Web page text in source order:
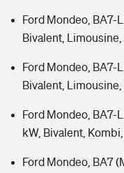
Ford Mondeo, BA7-
Bivalent,
Ford Mondeo, BA7-
Bivalent,
Ford Mondeo, BA7-
kW, Bivalent,
Ford Mondeo, BA7